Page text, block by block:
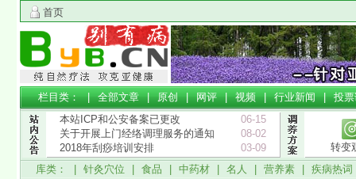
首页
栏目类： |全部文章|原创|网评|视频|行业新闻|投
本站ICP和公安备案已更改
06-15
关于开展上门经络调理服务的通知
08-02
2018年刮痧培训安排
03-09
转变
库类： | 针灸穴位 食品 中药材 名人 营养素 疾病热词